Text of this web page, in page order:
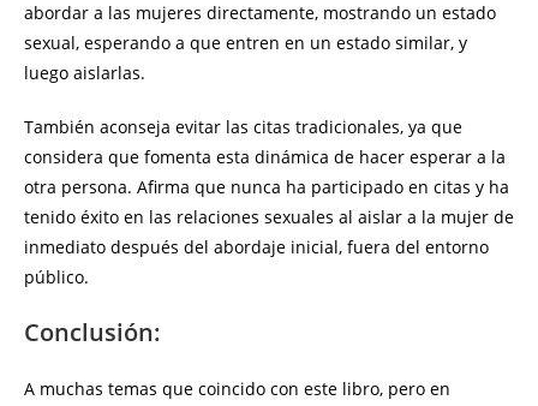
abordar a las mujeres directamente, mostrando un estado
sexual, esperando a que entren en un estado similar, y
luego aislarlas.
También aconseja evitar las citas tradicionales, ya que
considera que fomenta esta dinámica de hacer esperar a la
otra persona. Afirma que nunca ha participado en citas y ha
tenido éxito en las relaciones sexuales al aislar a la mujer de
inmediato después del abordaje inicial, fuera del entorno
público.
Conclusión:
A muchas temas que coincido con este libro, pero en